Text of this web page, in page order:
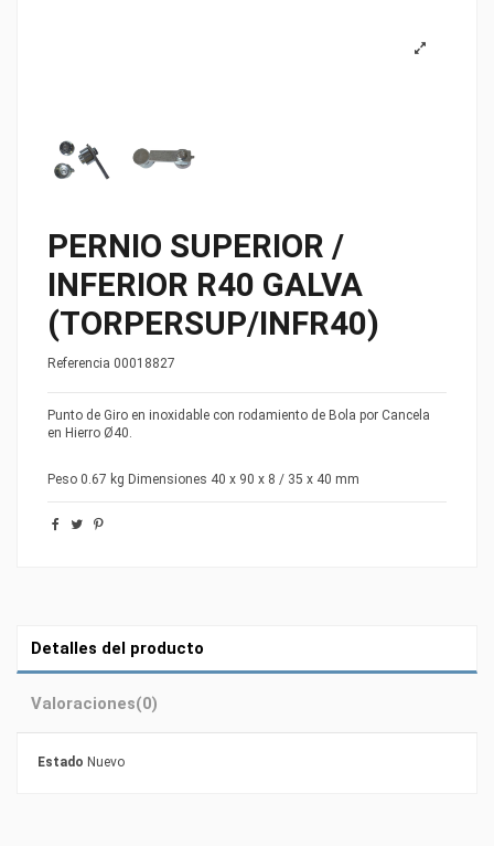
PERNIO SUPERIOR /
INFERIOR R40 GALVA
(TORPERSUP/INFR40)
Referencia 00018827
Punto de Giro en inoxidable con rodamiento de Bola por Cancela
en Hierro Ø40.
Peso 0.67 kg Dimensiones 40 x 90 x 8 / 35 x 40 mm
Detalles del producto
Valoraciones(0)
Estado Nuevo